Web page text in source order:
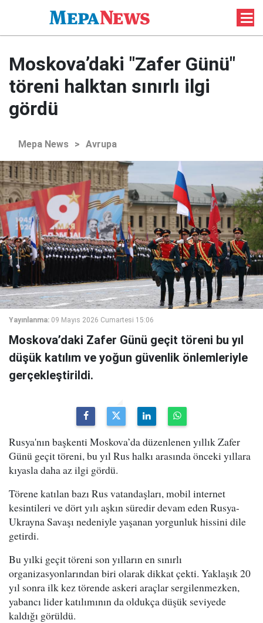
Moskova’daki "Zafer Günü"
töreni halktan sınırlı ilgi
gördü
Mepa News > Avrupa
Yayınlanma: 09 Mayıs 2026 Cumartesi 15:06
Moskova’daki Zafer Günü geçit töreni bu yıl
düşük katılım ve yoğun güvenlik önlemleriyle
gerçekleştirildi.
Rusya'nın başkenti Moskova’da düzenlenen yıllık Zafer
Günü geçit töreni, bu yıl Rus halkı arasında önceki yıllara
kıyasla daha az ilgi gördü.
Törene katılan bazı Rus vatandaşları, mobil internet
kesintileri ve dört yılı aşkın süredir devam eden Rusya-
Ukrayna Savaşı nedeniyle yaşanan yorgunluk hissini dile
getirdi.
Bu yılki geçit töreni son yılların en sınırlı
organizasyonlarından biri olarak dikkat çekti. Yaklaşık 20
yıl sonra ilk kez törende askeri araçlar sergilenmezken,
yabancı lider katılımının da oldukça düşük seviyede
kaldığı görüldü.